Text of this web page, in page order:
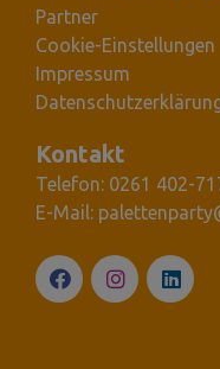
Partner
Cookie-Einstellungen
Impressum
Kontakt
Telefon: 0261 402-
E-Mail: